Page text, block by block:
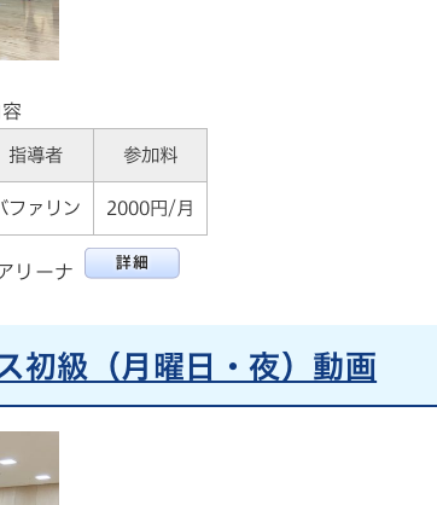
指導者 参加料
ファリン 2000円/月
リーナ
初級（月曜日・夜）動画